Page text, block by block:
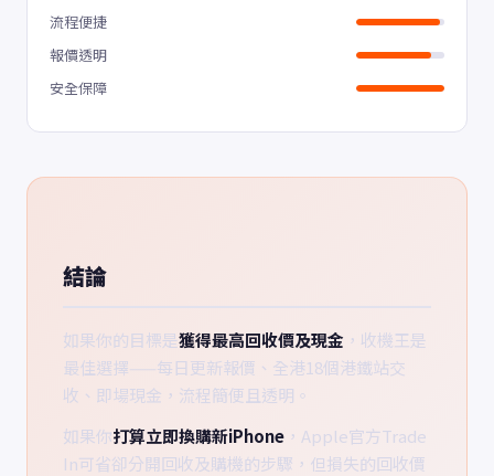
流程便捷
報價透明
安全保障
結論
如果你的目標是獲得最高回收價及現金 ，收機王是
最佳選擇——每日更新報價、全港18個港鐵站交
收、即場現金，流程簡便且透明。
如果你打算立即換購新iPhone ，Apple官方Trade
In可省卻分開回收及購機的步驟，但損失的回收價